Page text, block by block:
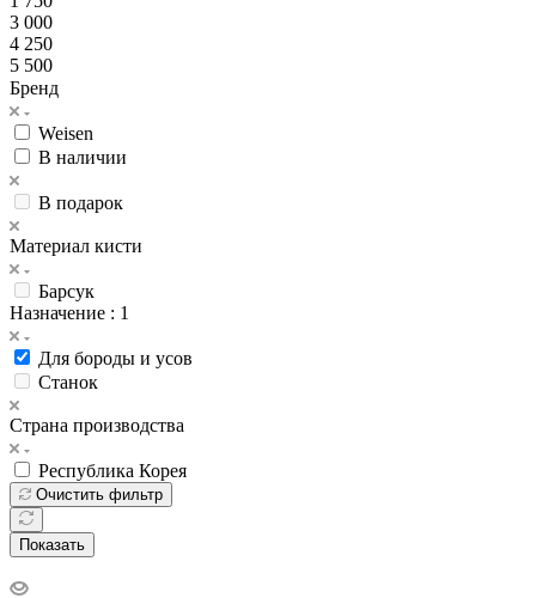
3 000
4 250
5 500
Бренд
Weisen
В наличии
В подарок
Материал кисти
Барсук
Назначение : 1
Для бороды и усов
Станок
Страна производства
Республика Корея
Очистить фильтр
Показать